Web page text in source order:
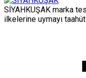
SİYAHKUŞAK marka
ilkelerine uymayı